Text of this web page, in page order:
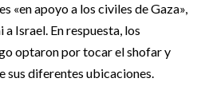
«en apoyo a los civiles de Gaza»,
a Israel. En respuesta, los
optaron por tocar el shofar y
sus diferentes ubicaciones.